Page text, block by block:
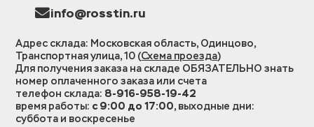
info@rosstin.ru
Адрес склада: Московская область, Одинцово,
Транспортная улица, 10 (Схема проезда)
Для получения заказа на складе ОБЯЗАТЕЛЬНО знать
номер оплаченного заказа или счета
телефон склада: 8-916-958-19-42
время работы: с 9:00 до 17:00, выходные дни:
суббота и воскресенье